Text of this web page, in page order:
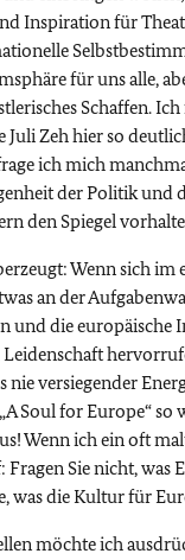
Inspiration für
für uns alle,
Schaffen.
Juli Zeh hier so
ich mich
der Politik und
den Spiegel
Wenn sich im
an der
und die europäische
nie versiegender
A Soul for Europe“ so
Wenn ich ein oft
Fragen Sie nicht, was
was die Kultur für
möchte ich